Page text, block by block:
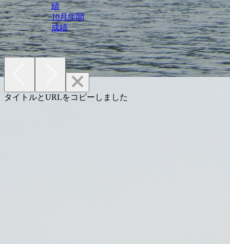
績
10月年間
成績
タイトルとURLをコピーしました